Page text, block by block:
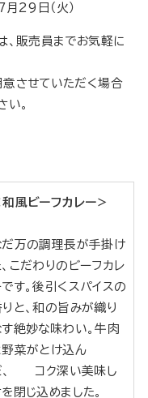
29日（火）
、販売員までお気軽に
させていただく場合
い。
和風ビーフカレー＞
だ万の調理長が手掛け
、こだわりのビーフカレ
す。後引くスパイスの
と、和の旨みが織り
す絶妙な味わい。牛肉
野菜がとけ込ん
、 コク深い美味し
閉じ込めました。